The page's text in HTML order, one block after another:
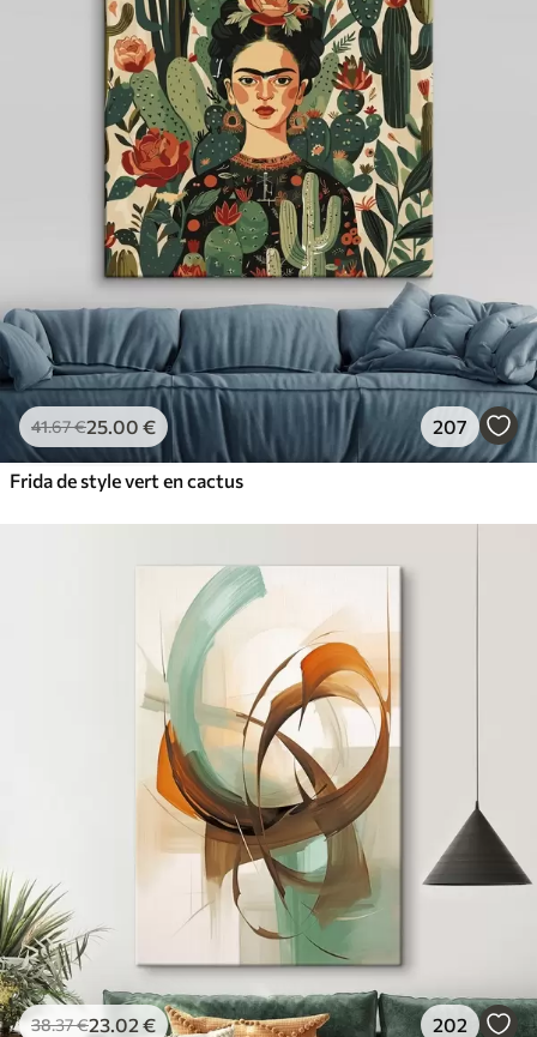
41.67€25.00 € 207
Frida de style vert en cactus
38.37€23.02 € 202